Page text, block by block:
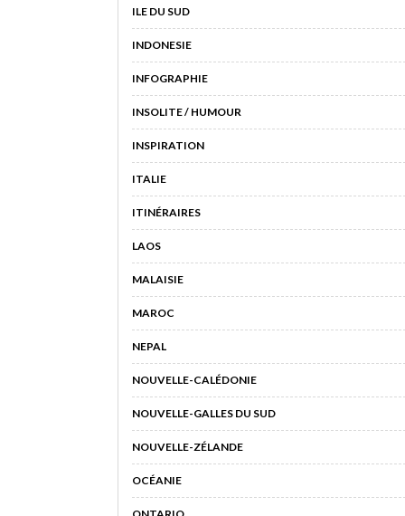
ILE DU SUD
INDONESIE
INFOGRAPHIE
INSOLITE / HUMOUR
INSPIRATION
ITALIE
ITINÉRAIRES
LAOS
MALAISIE
MAROC
NEPAL
NOUVELLE-CALÉDONIE
NOUVELLE-GALLES DU SUD
NOUVELLE-ZÉLANDE
OCÉANIE